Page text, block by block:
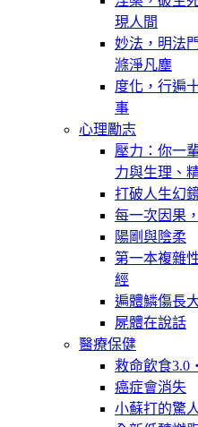
現人間
妙法，明法
滌淨凡塵
度化，行遍
事
心理勵志
壓力：你一
力與生理、
打破人生幻
每一次因果
陽剛與陰柔
第一本複雜
經
遍體鱗傷長
屍體在說話
醫療保健
救命飲食
癌症會消失
小蘇打的驚